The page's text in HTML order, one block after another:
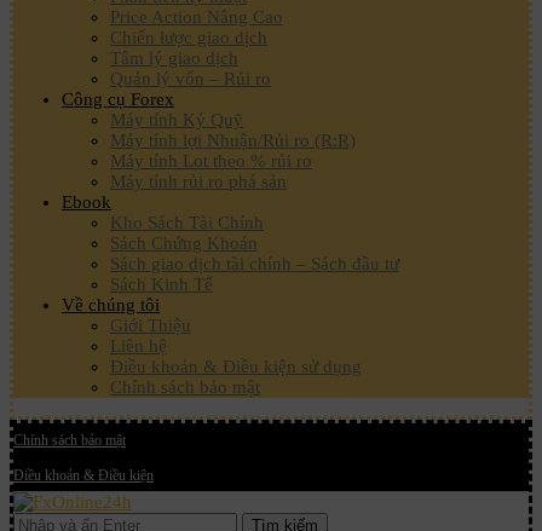
Price Action Nâng Cao
Chiến lược giao dịch
Tâm lý giao dịch
Quản lý vốn – Rủi ro
Công cụ Forex
Máy tính Ký Quỹ
Máy tính lợi Nhuận/Rủi ro (R:R)
Máy tính Lot theo % rủi ro
Máy tính rủi ro phá sản
Ebook
Kho Sách Tài Chính
Sách Chứng Khoán
Sách giao dịch tài chính – Sách đầu tư
Sách Kinh Tế
Về chúng tôi
Giới Thiệu
Liên hệ
Điều khoản & Điều kiện sử dụng
Chính sách bảo mật
Chính sách bảo mật
Điều khoản & Điều kiện
Tìm kiếm